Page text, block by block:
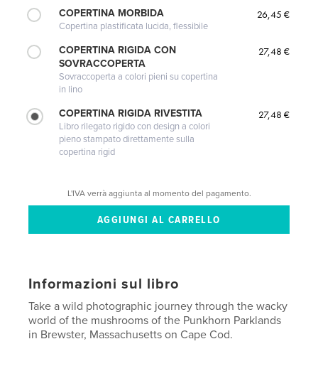
COPERTINA MORBIDA
Copertina plastificata lucida, flessibile
26,45 €
COPERTINA RIGIDA CON
SOVRACCOPERTA
Sovraccoperta a colori pieni su copertina
in lino
27,48 €
COPERTINA RIGIDA RIVESTITA
Libro rilegato rigido con design a colori
pieno stampato direttamente sulla
copertina rigid
27,48 €
L'IVA verrà aggiunta al momento del pagamento.
Informazioni sul libro
Take a wild photographic journey through the wacky
world of the mushrooms of the Punkhorn Parklands
in Brewster, Massachusetts on Cape Cod.